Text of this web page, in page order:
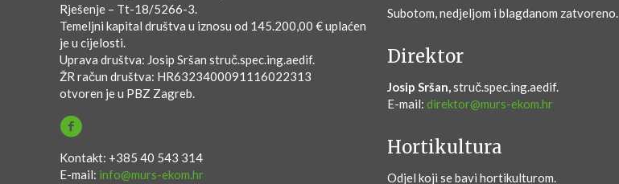
Rješenje – Tt-18/5266-3.
Temeljni kapital društva u iznosu od 145.200,00 € uplaćen
je u cijelosti.
Uprava društva: Josip Sršan struč.spec.ing.aedif.
ŽR račun društva: HR6323400091116022313
otvoren je u PBZ Zagreb.
Kontakt: +385 40 543 314
E-mail: info@murs-ekom.hr
Subotom, nedjeljom i blagdanom zatvoreno.
Direktor
Josip Sršan,struč.spec.ing.aedif.
E-mail: direktor@murs-ekom.hr
Hortikultura
Odjel koji se bavi hortikulturom.